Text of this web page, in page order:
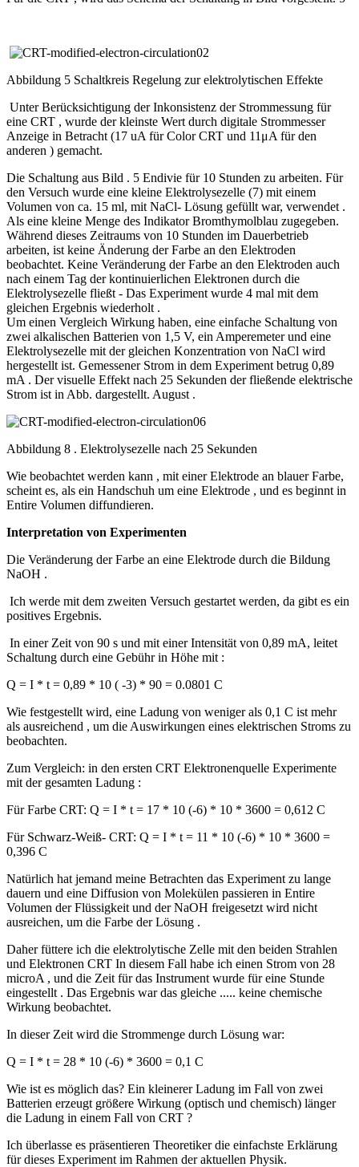
Abbildung 5 Schaltkreis Regelung zur elektrolytischen Effekte
Unter Berücksichtigung der Inkonsistenz der Strommessung für
eine CRT , wurde der kleinste Wert durch digitale Strommesser
Anzeige in Betracht (17 uA für Color CRT und 11μA für den
anderen ) gemacht.
Die Schaltung aus Bild . 5 Endivie für 10 Stunden zu arbeiten. Für
den Versuch wurde eine kleine Elektrolysezelle (7) mit einem
Volumen von ca. 15 ml, mit NaCl- Lösung gefüllt war, verwendet .
Als eine kleine Menge des Indikator Bromthymolblau zugegeben.
Während dieses Zeitraums von 10 Stunden im Dauerbetrieb
arbeiten, ist keine Änderung der Farbe an den Elektroden
beobachtet. Keine Veränderung der Farbe an den Elektroden auch
nach einem Tag der kontinuierlichen Elektronen durch die
Elektrolysezelle fließt - Das Experiment wurde 4 mal mit dem
gleichen Ergebnis wiederholt .
Um einen Vergleich Wirkung haben, eine einfache Schaltung von
zwei alkalischen Batterien von 1,5 V, ein Amperemeter und eine
Elektrolysezelle mit der gleichen Konzentration von NaCl wird
hergestellt ist. Gemessener Strom in dem Experiment betrug 0,89
mA . Der visuelle Effekt nach 25 Sekunden der fließende elektrische
Strom ist in Abb. dargestellt. August .
Abbildung 8 . Elektrolysezelle nach 25 Sekunden
Wie beobachtet werden kann , mit einer Elektrode an blauer Farbe,
scheint es, als ein Handschuh um eine Elektrode , und es beginnt in
Entire Volumen diffundieren.
Interpretation von Experimenten
Die Veränderung der Farbe an eine Elektrode durch die Bildung
NaOH .
Ich werde mit dem zweiten Versuch gestartet werden, da gibt es ein
positives Ergebnis.
In einer Zeit von 90 s und mit einer Intensität von 0,89 mA, leitet
Schaltung durch eine Gebühr in Höhe mit :
Q = I * t = 0,89 * 10 ( -3) * 90 = 0.0801 C
Wie festgestellt wird, eine Ladung von weniger als 0,1 C ist mehr
als ausreichend , um die Auswirkungen eines elektrischen Stroms zu
beobachten.
Zum Vergleich: in den ersten CRT Elektronenquelle Experimente
mit der gesamten Ladung :
Für Farbe CRT: Q = I * t = 17 * 10 (-6) * 10 * 3600 = 0,612 C
Für Schwarz-Weiß- CRT: Q = I * t = 11 * 10 (-6) * 10 * 3600 =
0,396 C
Natürlich hat jemand meine Betrachten das Experiment zu lange
dauern und eine Diffusion von Molekülen passieren in Entire
Volumen der Flüssigkeit und der NaOH freigesetzt wird nicht
ausreichen, um die Farbe der Lösung .
Daher füttere ich die elektrolytische Zelle mit den beiden Strahlen
und Elektronen CRT In diesem Fall habe ich einen Strom von 28
microA , und die Zeit für das Instrument wurde für eine Stunde
eingestellt . Das Ergebnis war das gleiche ..... keine chemische
Wirkung beobachtet.
In dieser Zeit wird die Strommenge durch Lösung war:
Q = I * t = 28 * 10 (-6) * 3600 = 0,1 C
Wie ist es möglich das? Ein kleinerer Ladung im Fall von zwei
Batterien erzeugt größere Wirkung (optisch und chemisch) länger
die Ladung in einem Fall von CRT ?
Ich überlasse es präsentieren Theoretiker die einfachste Erklärung
für dieses Experiment im Rahmen der aktuellen Physik.